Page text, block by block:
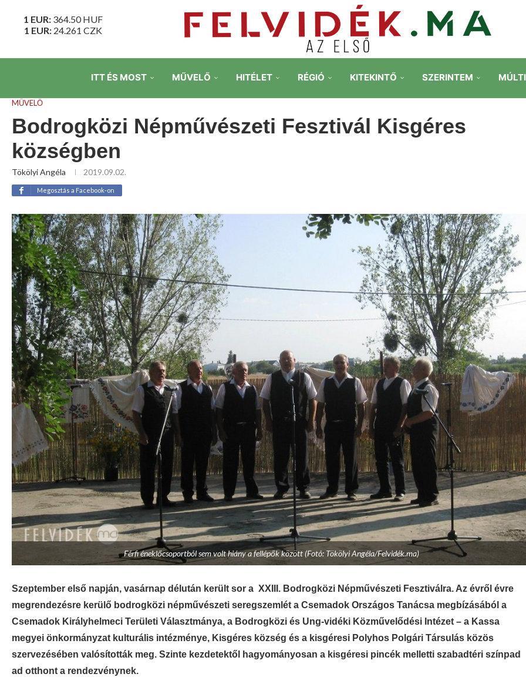
1 EUR: 364.50HUF
1 EUR: 24.261 CZK
ITT ÉS MOST MŰVELŐ HITÉLET RÉGIÓ KITEKINTŐ SZERINTEM
MŰVELŐ
Bodrogközi Népművészeti Fesztivál Kisgéres
községben
Tökölyi Angéla 2019.09.02.
Megosztás a Facebook-on
Férfi éneklőcsoportból sem volt hiány a fellépők között (Fotó: Tökölyi Angéla/Felvidék.ma)
Szeptember első napján, vasárnap délután került sor a XXIII. Bodrogközi Népművészeti Fesztiválra. Az évről évre
megrendezésre kerülő bodrogközi népművészeti seregszemlét a Csemadok Országos Tanácsa megbízásából a
Csemadok Királyhelmeci Területi Választmánya, a Bodrogközi és Ung-vidéki Közművelődési Intézet – a Kassa
megyei önkormányzat kulturális intézménye, Kisgéres község és a kisgéresi Polyhos Polgári Társulás közös
szervezésében valósították meg. Szinte kezdetektől hagyományosan a kisgéresi pincék melletti szabadtéri színpad
ad otthont a rendezvénynek.